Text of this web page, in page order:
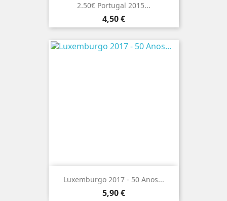
2.50€ Portugal 2015...
Preço
4,50 €
Luxemburgo 2017 - 50 Anos...
Preço
5,90 €